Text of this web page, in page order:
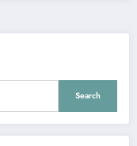
Search